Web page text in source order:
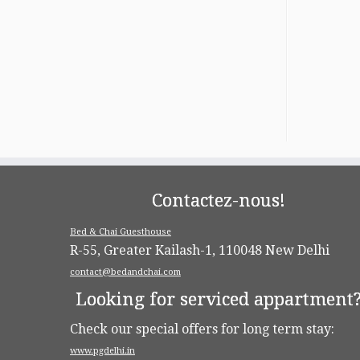
Contactez-nous!
Bed & Chai Guesthouse
R-55, Greater Kailash-1, 110048 New Delhi
contact@bedandchai.com
Looking for serviced appartment?
Check our special offers for long term stay:
www.pgdelhi.in